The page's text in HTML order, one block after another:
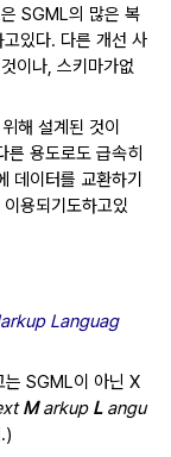
SGML의 많은 복
있다. 다른 개선 사
이나, 스키마가없
해 설계된 것이
른 용도로도 급속히
데이터를 교환하기
용되기도하고있
Languag
SGML이 아닌 X
Markup Langu